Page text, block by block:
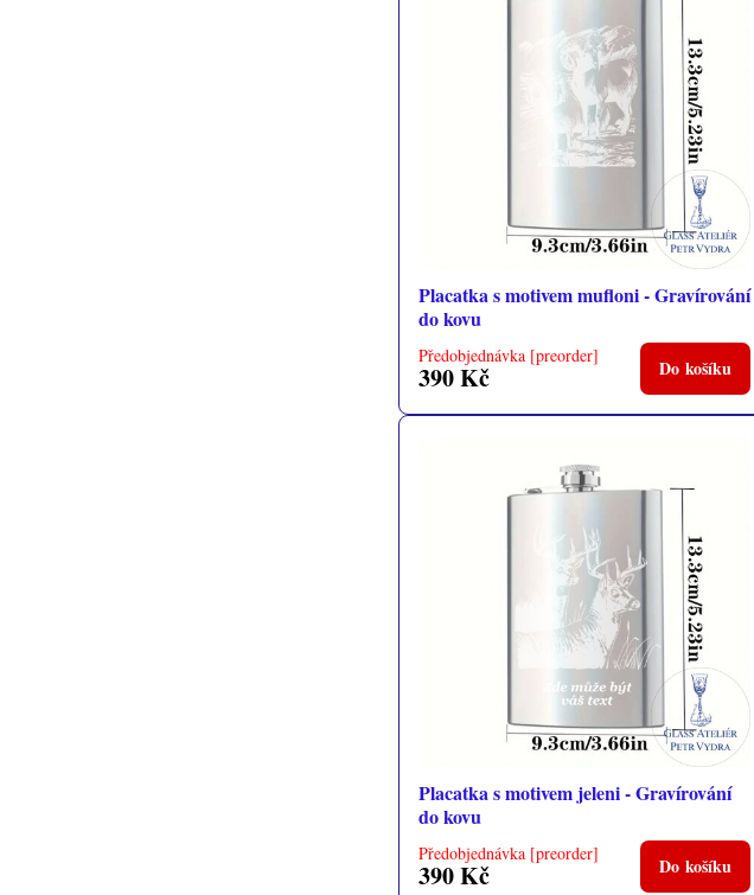
Placatka s motivem mufloni - Gravírování
do kovu
Předobjednávka [preorder]
390 Kč Do košíku
Placatka s motivem jeleni - Gravírování
do kovu
Předobjednávka [preorder]
390 Kč Do košíku